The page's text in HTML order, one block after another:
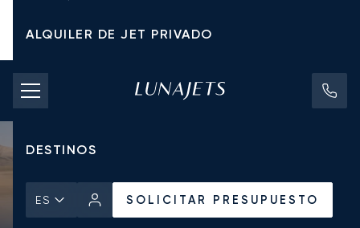
ALQUILER DE JET PRIVADO
TARIFAS DE CHÁRTER
JETS PRIVADOS
DESTINOS
ES SOLICITAR PRESUPUESTO